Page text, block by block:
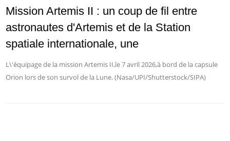
Mission Artemis II : un coup de fil entre
astronautes d'Artemis et de la Station
spatiale internationale, une
L\'équipage de la mission Artemis II,le 7 avril 2026,à bord de la capsule
Orion lors de son survol de la Lune. (Nasa/UPI/Shutterstock/SIPA)